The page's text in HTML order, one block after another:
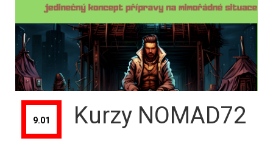
9.01 Kurzy NOMAD72